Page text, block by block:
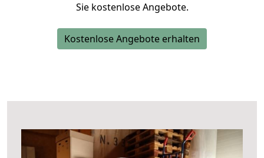
Sie kostenlose Angebote.
Kostenlose Angebote erhalten